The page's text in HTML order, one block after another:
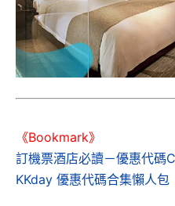
《Bookmark》
訂機票酒店必讀－優惠代碼
KKday 優惠代碼合集懶人包